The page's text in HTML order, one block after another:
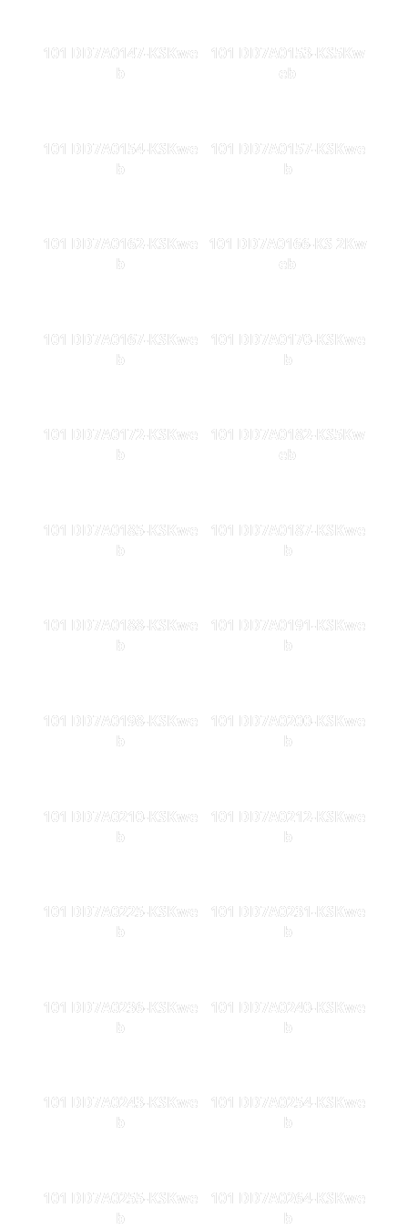
101 DD7A0147-KSKwe
b
101 DD7A0153-KS5Kw
eb
101 DD7A0154-KSKwe
b
101 DD7A0157-KSKwe
b
101 DD7A0162-KSKwe
b
101 DD7A0166-KS 2Kw
eb
101 DD7A0167-KSKwe
b
101 DD7A0170-KSKwe
b
101 DD7A0172-KSKwe
b
101 DD7A0182-KS5Kw
eb
101 DD7A0185-KSKwe
b
101 DD7A0187-KSKwe
b
101 DD7A0188-KSKwe
b
101 DD7A0191-KSKwe
b
101 DD7A0198-KSKwe
b
101 DD7A0200-KSKwe
b
101 DD7A0210-KSKwe
b
101 DD7A0212-KSKwe
b
101 DD7A0225-KSKwe
b
101 DD7A0231-KSKwe
b
101 DD7A0236-KSKwe
b
101 DD7A0240-KSKwe
b
101 DD7A0243-KSKwe
b
101 DD7A0254-KSKwe
b
101 DD7A0255-KSKwe
b
101 DD7A0264-KSKwe
b